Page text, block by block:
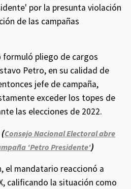
por la presunta violación
de las campañas
formuló pliego de cargos
Petro, en su calidad de
jefe de campaña,
exceder los topes de
las elecciones de 2022.
Consejo Nacional Electoral abre
'Petro Presidente')
el mandatario reaccionó a
calificando la situación como